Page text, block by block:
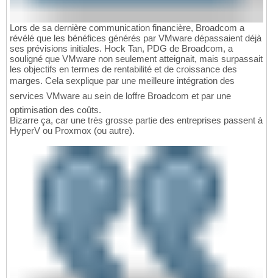
Lors de sa dernière communication financière, Broadcom a
révélé que les bénéfices générés par VMware dépassaient déjà
ses prévisions initiales. Hock Tan, PDG de Broadcom, a
souligné que VMware non seulement atteignait, mais surpassait
les objectifs en termes de rentabilité et de croissance des
marges. Cela sexplique par une meilleure intégration des
services VMware au sein de loffre Broadcom et par une
optimisation des coûts.
Bizarre ça, car une très grosse partie des entreprises passent à
HyperV ou Proxmox (ou autre).